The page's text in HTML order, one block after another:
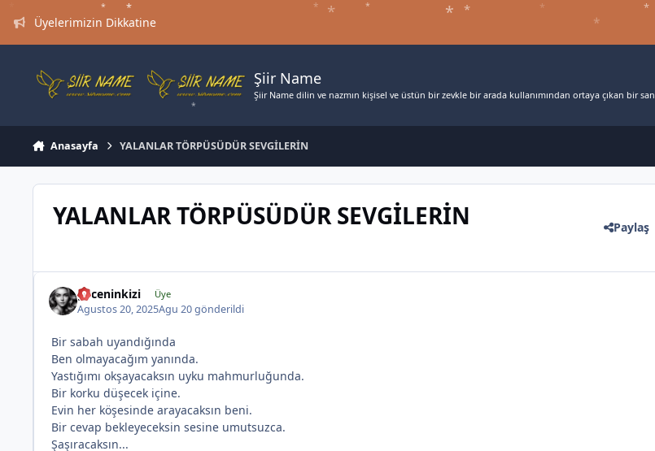
Üyelerimizin Dikkatine
Şiir Name
Şiir Name dilin ve nazmın kişisel ve üstün bir zevkle bir arada kullanımından ortaya çıkan bir
Anasayfa YALANLAR TÖRPÜSÜDÜR SEVGİLERİN
YALANLAR TÖRPÜSÜDÜR SEVGİLERİN Paylaş
geceninkizi Üye
Agustos 20, 2025Agu 20gönderildi
Bir sabah uyandığında
Ben olmayacağım yanında.
Yastığımı okşayacaksın uyku mahmurluğunda.
Bir korku düşecek içine.
Evin her köşesinde arayacaksın beni.
Bir cevap bekleyeceksin sesine umutsuzca.
Şaşıracaksın...
*
* * *
*